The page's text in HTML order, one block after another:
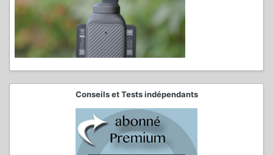
Conseils et Tests indépendants